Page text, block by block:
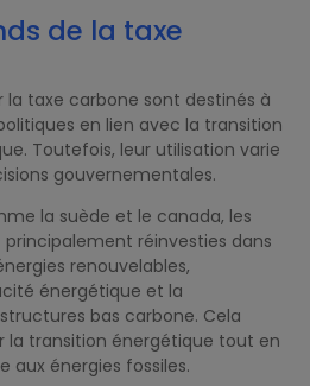
de la taxe
la taxe carbone sont destinés à
en lien avec la transition
Toutefois, leur utilisation varie
gouvernementales.
la suède et le canada, les
réinvesties dans
renouvelables,
énergétique et la
bas carbone. Cela
la transition énergétique tout en
aux énergies fossiles.